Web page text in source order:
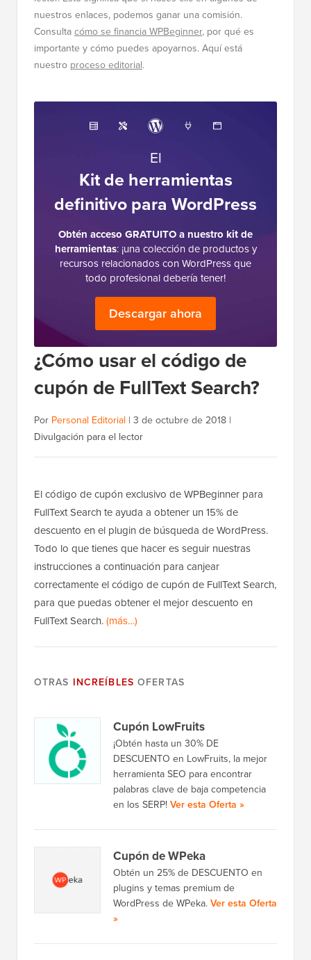
nuestros enlaces, podemos ganar una comisión.
Consultacómo se financia WPBeginner, por qué es
importante y cómo puedes apoyarnos. Aquí está
nuestro proceso editorial.
El
Kit de herramientas
definitivo para WordPress
Obtén acceso GRATUITO a nuestro kit de
herramientas: ¡una colección de productos y
recursos relacionados con WordPress que
todo profesional debería tener!
Descargar ahora
¿Cómo usar el código de
cupón de FullText Search?
Por Personal Editorial | 3 de octubre de 2018 |
Divulgación para el lector
El código de cupón exclusivo de WPBeginner para
FullText Search te ayuda a obtener un 15% de
descuento en el plugin de búsqueda de WordPress.
Todo lo que tienes que hacer es seguir nuestras
instrucciones a continuación para canjear
correctamente el código de cupón de FullText Search,
para que puedas obtener el mejor descuento en
FullText Search.(más…)
OTRAS INCREÍBLES OFERTAS
Cupón LowFruits
¡Obtén hasta un 30% DE
DESCUENTO en LowFruits, la mejor
herramienta SEO para encontrar
palabras clave de baja competencia
en los SERP!Ver esta Oferta »
Cupón de WPeka
Obtén un 25% de DESCUENTO en
plugins y temas premium de
WordPress de WPeka.Ver esta Oferta
»